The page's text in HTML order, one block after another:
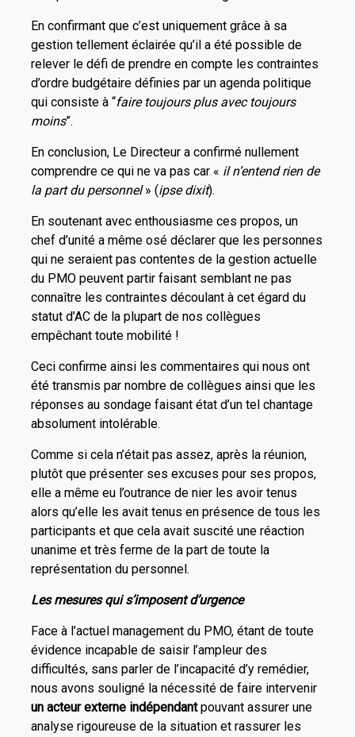
En confirmant que c’est uniquement grâce à sa
gestion tellement éclairée qu’il a été possible de
relever le défi de prendre en compte les contraintes
d’ordre budgétaire définies par un agenda politique
qui consiste à “faire toujours plus avec toujours
moins”.
En conclusion, Le Directeur a confirmé nullement
comprendre ce qui ne va pas car « il n’entend rien de
la part du personnel» (ipse dixit).
En soutenant avec enthousiasme ces propos, un
chef d’unité a même osé déclarer que les personnes
qui ne seraient pas contentes de la gestion actuelle
du PMO peuvent partir faisant semblant ne pas
connaître les contraintes découlant à cet égard du
statut d’AC de la plupart de nos collègues
empêchant toute mobilité !
Ceci confirme ainsi les commentaires qui nous ont
été transmis par nombre de collègues ainsi que les
réponses au sondage faisant état d’un tel chantage
absolument intolérable.
Comme si cela n’était pas assez, après la réunion,
plutôt que présenter ses excuses pour ses propos,
elle a même eu l’outrance de nier les avoir tenus
alors qu’elle les avait tenus en présence de tous les
participants et que cela avait suscité une réaction
unanime et très ferme de la part de toute la
représentation du personnel.
Les mesures qui s’imposent d’urgence
Face à l’actuel management du PMO, étant de toute
évidence incapable de saisir l’ampleur des
difficultés, sans parler de l’incapacité d’y remédier,
nous avons souligné la nécessité de faire intervenir
un acteur externe indépendantpouvant assurer une
analyse rigoureuse de la situation et rassurer les